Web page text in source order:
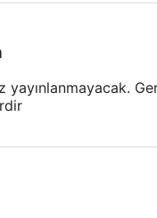
yayınlanmayacak.